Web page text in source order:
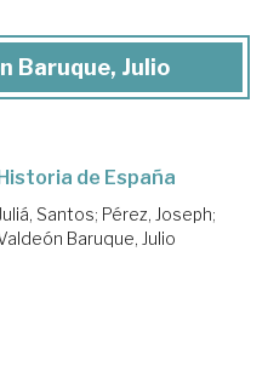
Baruque, Julio
de España
Juliá, Santos; Pérez, Joseph;
Baruque, Julio